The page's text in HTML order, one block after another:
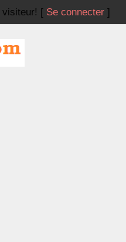
visiteur! [ Se connecter]